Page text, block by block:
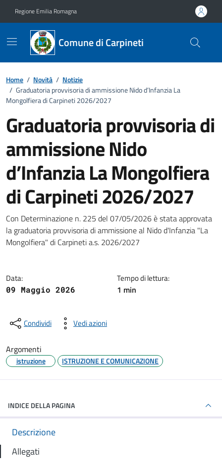
Regione Emilia Romagna
Comune di Carpineti
Home / Novità / Notizie
/ Graduatoria provvisoria di ammissione Nido d’Infanzia La
Mongolfiera di Carpineti 2026/2027
Graduatoria provvisoria di
ammissione Nido
d’Infanzia La Mongolfiera
di Carpineti 2026/2027
Dettagli della notizia
Con Determinazione n. 225 del 07/05/2026 è stata approvata
la graduatoria provvisoria di ammissione al Nido d'Infanzia "La
Mongolfiera" di Carpineti a.s. 2026/2027
Data:
09 Maggio 2026
Tempo di lettura:
1 min
Condividi Vedi azioni
Argomenti
istruzione ISTRUZIONE E COMUNICAZIONE
INDICE DELLA PAGINA
Descrizione
Allegati